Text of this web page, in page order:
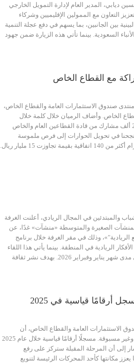
ديابي، المدير العام لإدارة التمويل الخارجي
التعاون مع الممولين الإقليميين وشركاء
بين الجانبين، بما يسهم في دفع عجلة التنمية
السعودية. بينما تأتي هذه الزيارة ضمن جهود
مع القطاع الخاص
صندوق الاستثمارات العامة والقطاع الخاص،
الخاص. وأضاف الرميان خلال كلمة خلال
المنتدى: "عدد المشاركين منذ 2023 وحتى 2026 بلغ نحو 25 ألف مشارك من قادة القطاعين العام والخاص
نجحنا في تحويل الحوارات إلى فرص ملموسة
للقطاع الخاص عبر برامج ومبادرات نوعية. حيث شهدت إبرام أكثر من 140 اتفاقية بقيمة تجاوزت 15 مليار ريال.
والمبتدئين في المجال الريادي، أعلنت الغرفة
للمنشآت الصغيرة والمتوسطة «منشآت» غدًا، عن
وذلك في مقر الغرفة خلال برنامج
الريادية في المنطقة. بينما يأتي هذا اللقاء
ضمن سلسلة من الفعاليات التي تنفذها الغرفة والهيئة على مدى شهر يناير وفبراير 2026. بهدف نشر ثقافة
قياسية في 2025
الاستثمارات العامة والقطاع الخاص، أن
القطاع السياحي في المملكة يواصل تحقيق قفزات نوعية وغير مسبوقة. مسجلًا أرقامًا قياسية خلال عام 2025
إلى أن المرحلة المقبلة ستركز على رفع
في الناتج المحلي الإجمالي إلى 10%، بما يعزز مكانتها كأحد المحركات الرئيسة لتنويع